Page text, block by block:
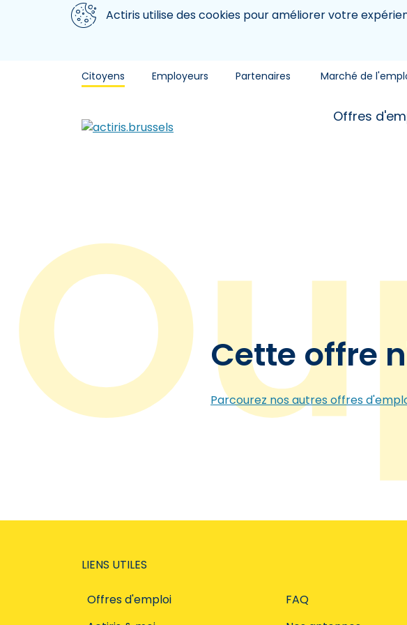
Aller au contenu principal
Nous utilisons des cookiesActiris utilise des cookies pour améliorer votre
Citoyens Employeurs Partenaires Marché de
Offres
Cette offre
Parcourez nos autres offres
LIENS UTILES
Offres d'emploi
FAQ